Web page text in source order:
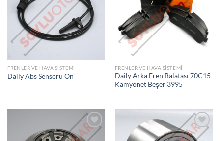
İSTEK
LISTEME
EKLE
FRENLER VE HAVA SISTEMI
Daily Abs Sensörü Ön
İSTEK
LISTEME
EKLE
FRENLER VE HAVA SISTEMI
Daily Arka Fren Balatası 70C15
Kamyonet Beşer 3995